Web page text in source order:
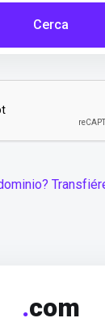
Cerca
.com